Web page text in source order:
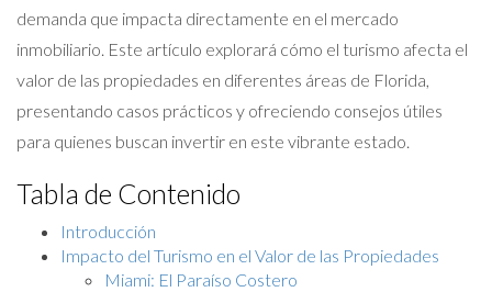
demanda que impacta directamente en el mercado
inmobiliario. Este artículo explorará cómo el turismo afecta el
valor de las propiedades en diferentes áreas de Florida,
presentando casos prácticos y ofreciendo consejos útiles
para quienes buscan invertir en este vibrante estado.
Tabla de Contenido
Introducción
Impacto del Turismo en el Valor de las Propiedades
Miami: El Paraíso Costero